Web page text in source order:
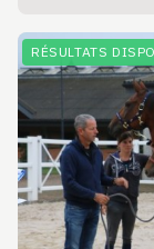
RÉSULTATS